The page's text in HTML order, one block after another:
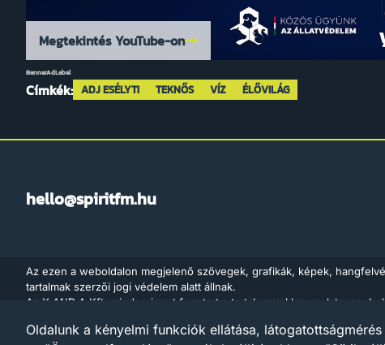
Megtekintés YouTube-on
BannerAdLabel
Címkék: ADJ ESÉLYT! TEKNŐS VÍZ ÉLŐVILÁG
hello@spiritfm.hu
Az ezen a weboldalon megjelenő szövegek, grafikák, képek,
tartalmak szerzői jogi védelem alatt állnak.
Az X AND A Kft. minden jogot fenntart a tartalommal kapcsolatosan,
értelmében a törvény 35/A. § (1) bekezdése és a digitális
Oldalunk a kényelmi funkciók ellátása,